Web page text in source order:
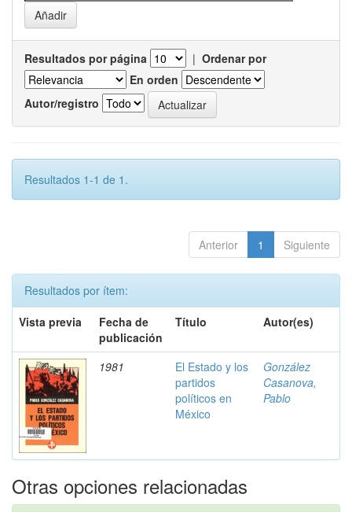
Resultados por página | Ordenar por
En orden
Autor/registro
Resultados 1-1 de 1.
Anterior 1 Siguiente
Resultados por ítem:
Vista previa
Fecha de
publicación
Título Autor(es)
1981
El Estado y los
partidos
políticos en
México
González
Casanova,
Pablo
Otras opciones relacionadas